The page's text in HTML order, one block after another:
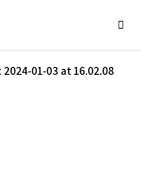
01-03 at 16.02.08